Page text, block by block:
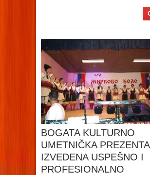
BOGATA KULTURNO
UMETNIČKA
IZVEDENA USPEŠNO I
PROFESIONALNO